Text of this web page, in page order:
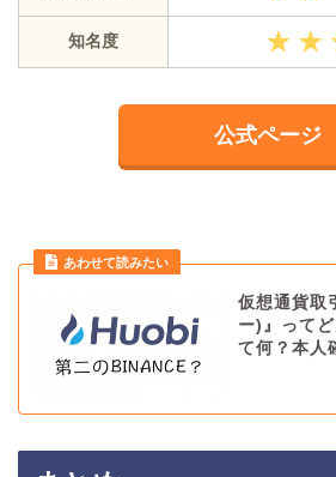
知名度
公式ページ
あわせて読みたい
仮想通貨取
ー)』って
て何？本人